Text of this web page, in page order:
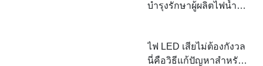
ปลอดภัย
บำรุงรักษาผู้ผลิตไฟน้ำ
ไฟ LED เสียไม่ต้องกังวล
นี่คือวิธีแก้ปัญหาสำหรับ